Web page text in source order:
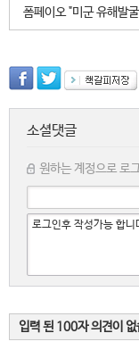
폼페이오 "미군 유해발
소셜댓글
원하는 계정으로 로
입력 된 100자 의견이